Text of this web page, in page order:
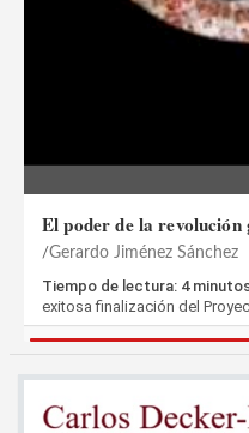
El poder de la revolución
Gerardo Jiménez Sánchez
Tiempo de lectura: 4
exitosa finalización del